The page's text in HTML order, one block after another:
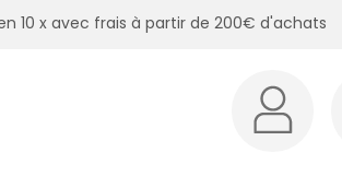
10 x avec frais à partir de 200€ d'achats